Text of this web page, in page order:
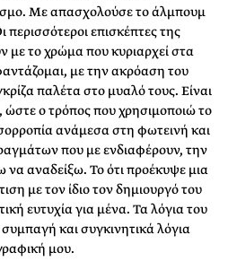
Με απασχολούσε το άλμπουμ
περισσότεροι επισκέπτες της
με το χρώμα που κυριαρχεί στα
με την ακρόαση του
παλέτα στο μυαλό τους. Είναι
ώστε ο τρόπος που χρησιμοποιώ το
ανάμεσα στη φωτεινή και
που με ενδιαφέρουν, την
να αναδείξω. Το ότι προέκυψε μια
με τον ίδιο τον δημιουργό του
ευτυχία για μένα. Τα λόγια του
και συγκινητικά λόγια
μου.